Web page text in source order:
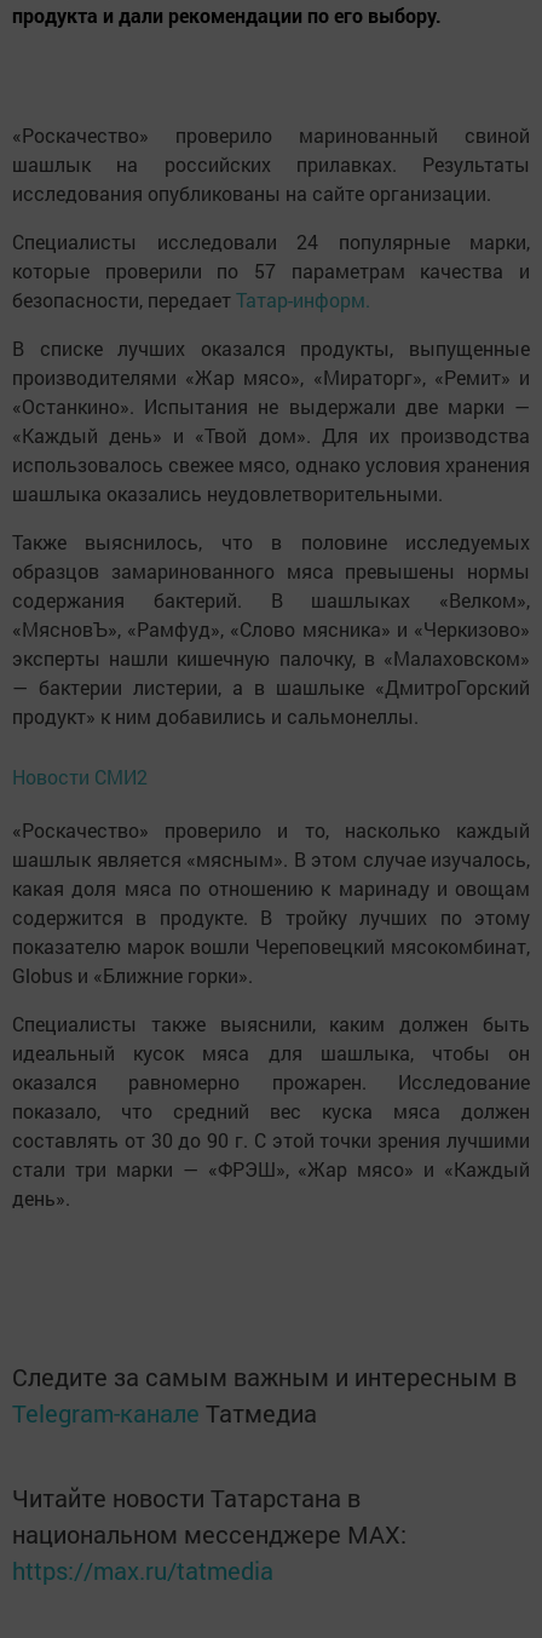
продукта и дали рекомендации по его выбору.
«Роскачество» проверило маринованный свиной
шашлык на российских прилавках. Результаты
исследования опубликованы на сайте организации.
Специалисты исследовали 24 популярные марки,
которые проверили по 57 параметрам качества и
безопасности, передаетТатар-информ.
В списке лучших оказался продукты, выпущенные
производителями «Жар мясо», «Мираторг», «Ремит» и
«Останкино». Испытания не выдержали две марки —
«Каждый день» и «Твой дом». Для их производства
использовалось свежее мясо, однако условия хранения
шашлыка оказались неудовлетворительными.
Также выяснилось, что в половине исследуемых
образцов замаринованного мяса превышены нормы
содержания бактерий. В шашлыках «Велком»,
«МясновЪ», «Рамфуд», «Слово мясника» и «Черкизово»
эксперты нашли кишечную палочку, в «Малаховском»
— бактерии листерии, а в шашлыке «ДмитроГорский
продукт» к ним добавились и сальмонеллы.
Новости СМИ2
«Роскачество» проверило и то, насколько каждый
шашлык является «мясным». В этом случае изучалось,
какая доля мяса по отношению к маринаду и овощам
содержится в продукте. В тройку лучших по этому
показателю марок вошли Череповецкий мясокомбинат,
Globus и «Ближние горки».
Специалисты также выяснили, каким должен быть
идеальный кусок мяса для шашлыка, чтобы он
оказался равномерно прожарен. Исследование
показало, что средний вес куска мяса должен
составлять от 30 до 90 г. С этой точки зрения лучшими
стали три марки — «ФРЭШ», «Жар мясо» и «Каждый
день».
Следите за самым важным и интересным в
Telegram-канале Татмедиа
Читайте новости Татарстана в
национальном мессенджере MАХ:
https://max.ru/tatmedia